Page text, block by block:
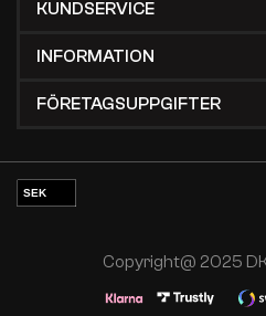
KUNDSERVICE
INFORMATION
FÖRETAGSUPPGIFTER
SEK
Copyright@ 2025